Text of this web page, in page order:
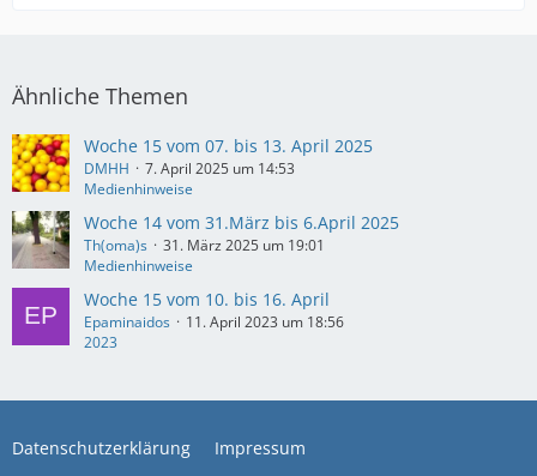
Ähnliche Themen
Woche 15 vom 07. bis 13. April 2025
DMHH
7. April 2025 um 14:53
Medienhinweise
Woche 14 vom 31.März bis 6.April 2025
Th(oma)s
31. März 2025 um 19:01
Medienhinweise
Woche 15 vom 10. bis 16. April
Epaminaidos
11. April 2023 um 18:56
2023
Datenschutzerklärung Impressum